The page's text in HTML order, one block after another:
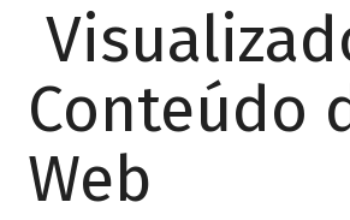
Conteúdo
Web